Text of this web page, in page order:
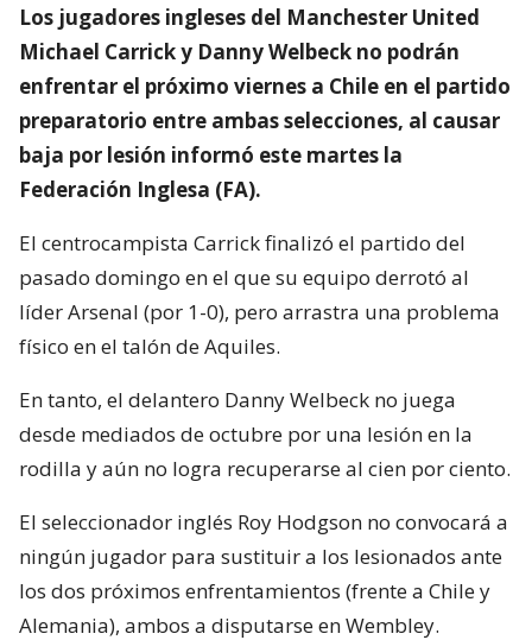
Los jugadores ingleses del Manchester United
Michael Carrick y Danny Welbeck no podrán
enfrentar el próximo viernes a Chile en el partido
preparatorio entre ambas selecciones, al causar
baja por lesión informó este martes la
Federación Inglesa (FA).
El centrocampista Carrick finalizó el partido del
pasado domingo en el que su equipo derrotó al
líder Arsenal (por 1-0), pero arrastra una problema
físico en el talón de Aquiles.
En tanto, el delantero Danny Welbeck no juega
desde mediados de octubre por una lesión en la
rodilla y aún no logra recuperarse al cien por ciento.
El seleccionador inglés Roy Hodgson no convocará a
ningún jugador para sustituir a los lesionados ante
los dos próximos enfrentamientos (frente a Chile y
Alemania), ambos a disputarse en Wembley.